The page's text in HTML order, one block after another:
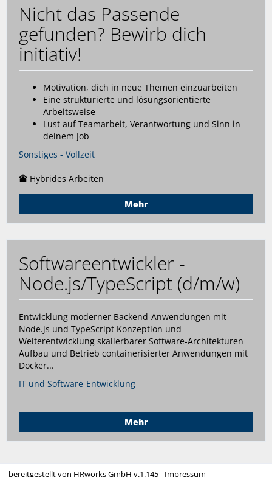
Nicht das Passende
gefunden? Bewirb dich
initiativ!
Motivation, dich in neue Themen einzuarbeiten
Eine strukturierte und lösungsorientierte
Arbeitsweise
Lust auf Teamarbeit, Verantwortung und Sinn in
deinem Job
Sonstiges - Vollzeit
Hybrides Arbeiten
Mehr
Softwareentwickler -
Node.js/TypeScript (d/m/w)
Entwicklung moderner Backend-Anwendungen mit
Node.js und TypeScript Konzeption und
Weiterentwicklung skalierbarer Software-Architekturen
Aufbau und Betrieb containerisierter Anwendungen mit
Docker...
IT und Software-Entwicklung
Mehr
bereitgestellt von HRworks GmbH v.1.145 - Impressum -